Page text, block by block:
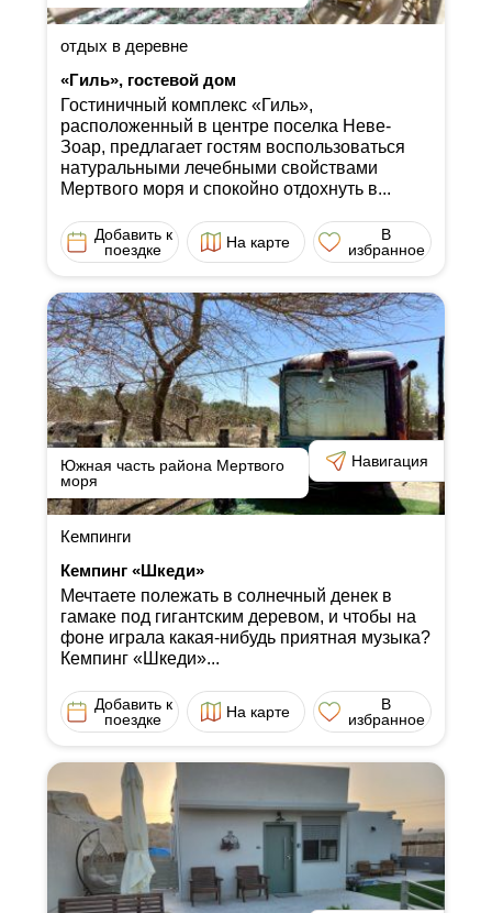
отдых в деревне
«Гиль», гостевой дом
Гостиничный комплекс «Гиль»,
расположенный в центре поселка Неве-
Зоар, предлагает гостям воспользоваться
натуральными лечебными свойствами
Мертвого моря и спокойно отдохнуть в...
Добавить к
поездке
На карте
В
избранное
Южная часть района Мертвого
моря
Навигация
Кемпинги
Кемпинг «Шкеди»
Мечтаете полежать в солнечный денек в
гамаке под гигантским деревом, и чтобы на
фоне играла какая-нибудь приятная музыка?
Кемпинг «Шкеди»...
Добавить к
поездке
На карте
В
избранное